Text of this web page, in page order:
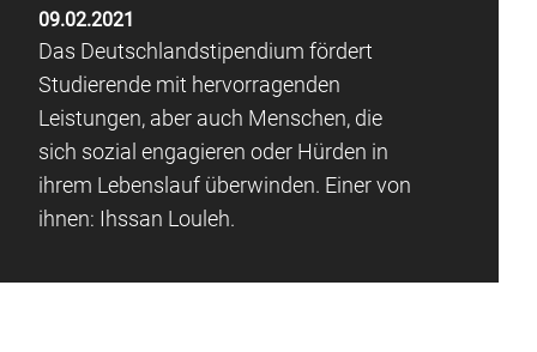
09.02.2021
Das Deutschlandstipendium fördert
Studierende mit hervorragenden
Leistungen, aber auch Menschen, die
sich sozial engagieren oder Hürden in
ihrem Lebenslauf überwinden. Einer von
ihnen: Ihssan Louleh.